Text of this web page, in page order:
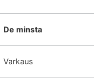
De minsta
Varkaus